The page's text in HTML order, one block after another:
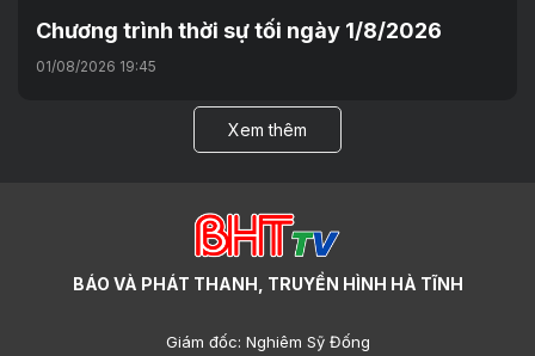
Chương trình thời sự tối ngày 1/8/2026
01/08/2026 19:45
Xem thêm
BÁO VÀ PHÁT THANH, TRUYỀN HÌNH HÀ TĨNH
Giám đốc: Nghiêm Sỹ Đống